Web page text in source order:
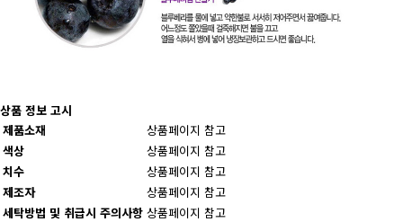
상품 정보 고시
제품소재
상품페이지 참고
색상
상품페이지 참고
치수
상품페이지 참고
제조자
상품페이지 참고
세탁방법 및 취급시 주의사항 상품페이지 참고